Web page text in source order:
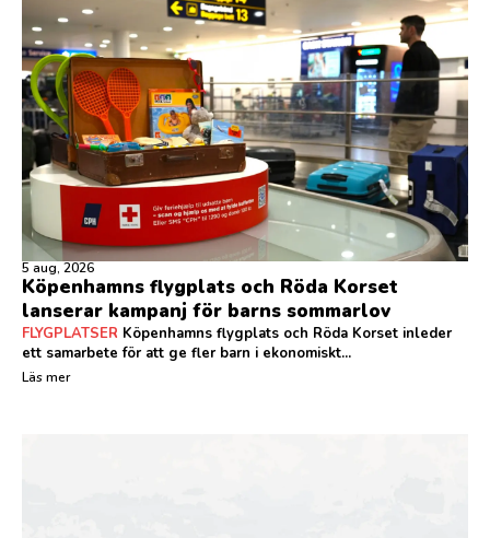
5 aug, 2026
Köpenhamns flygplats och Röda Korset
lanserar kampanj för barns sommarlov
FLYGPLATSER Köpenhamns flygplats och Röda Korset inleder
ett samarbete för att ge fler barn i ekonomiskt...
Läs mer